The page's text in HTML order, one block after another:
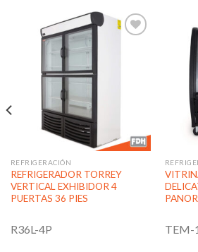
REFRIGERACIÓN
REFRIGERADOR TORREY
VERTICAL EXHIBIDOR 4
PUERTAS 36 PIES
R36L-4P TEM-